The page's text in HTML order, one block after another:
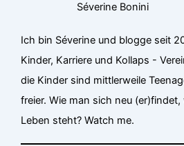
Séverine Bonini
Ich bin Séverine und blogge seit
Kinder, Karriere und Kollaps -
die Kinder sind mittlerweile
freier. Wie man sich neu
Leben steht? Watch me.